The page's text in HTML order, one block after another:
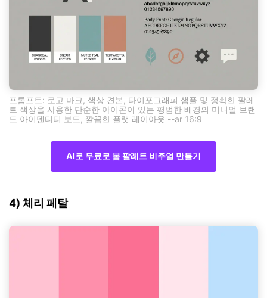
프롬프트: 로고 마크, 색상 견본, 타이포그래피 샘플 및 정확한 팔레
트 색상을 사용한 단순한 아이콘이 있는 평범한 배경의 미니멀 브랜
드 아이덴티티 보드, 깔끔한 플랫 레이아웃 --ar 16:9
AI로 무료로 봄 팔레트 비주얼 만들기
4) 체리 페탈